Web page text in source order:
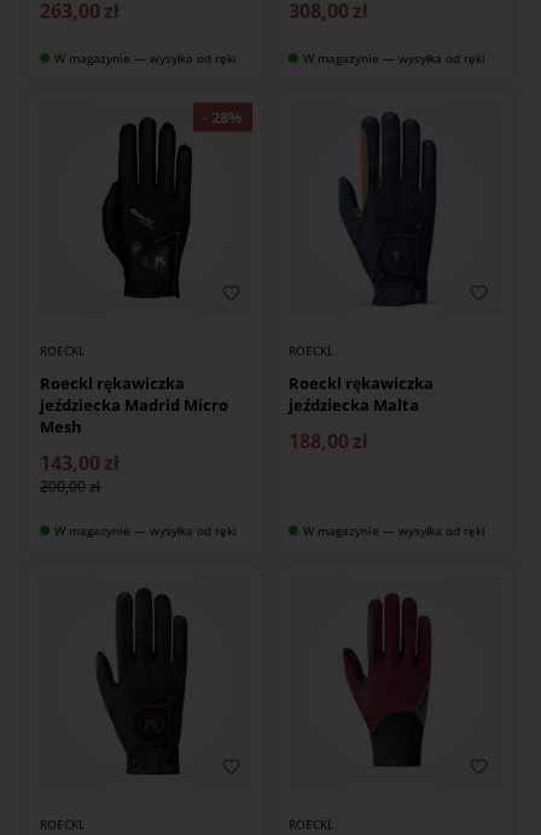
263,00 zł
W magazynie — wysyłka od ręki
308,00 zł
W magazynie — wysyłka od ręki
ROECKL
Roeckl rękawiczka
jeździecka Madrid Micro
Mesh
143,00 zł
200,00
W magazynie — wysyłka od ręki
ROECKL
Roeckl rękawiczka
jeździecka Malta
188,00 zł
W magazynie — wysyłka od ręki
ROECKL ROECKL